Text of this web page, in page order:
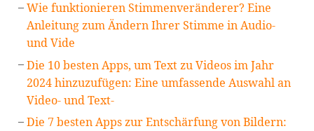
Wie funktionieren Stimmenveränderer? Eine
Anleitung zum Ändern Ihrer Stimme in Audio-
und Vide
Die 10 besten Apps, um Text zu Videos im Jahr
2024 hinzuzufügen: Eine umfassende Auswahl an
Video- und Text-
Die 7 besten Apps zur Entschärfung von Bildern: